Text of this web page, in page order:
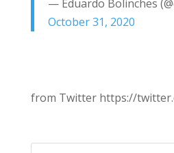
— Eduardo Bolinches
October 31, 2020
from Twitter https://